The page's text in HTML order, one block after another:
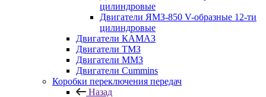
цилиндровые
Двигатели ЯМЗ-850 V-образные 12-ти
цилиндровые
Двигатели КАМАЗ
Двигатели ТМЗ
Двигатели ММЗ
Двигатели Cummins
Коробки переключения передач
Назад